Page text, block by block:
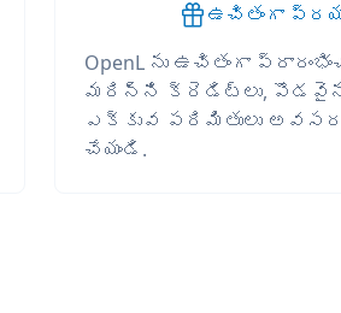
ఉచితంగా
OpenL ను ఉచితంగా
మరిన్ని క్రెడిట్లు, పొడవైన
ఎక్కువ పరిమితులు
చేయండి.